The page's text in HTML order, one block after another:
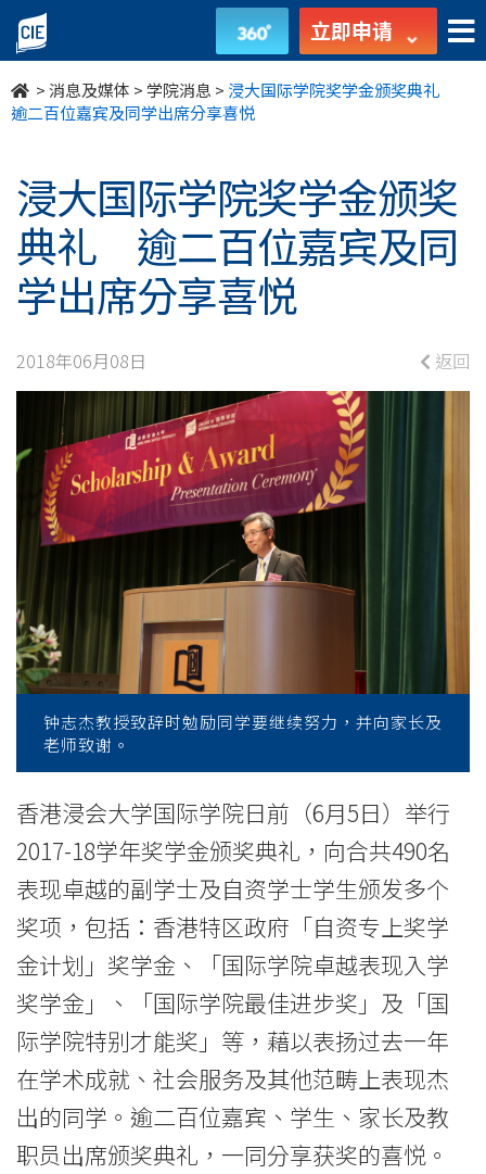
浸
大
国
学
院
奖
学
金
颁
奖
典
礼
逾
二
位
嘉
宾
及
同
学
出
席
分
立即申请
>消息及媒体 >学院消息 > 浸大国际学院奖学金颁奖典礼
逾二百位嘉宾及同学出席分享喜悦
浸大国际学院奖学金颁奖
典礼 逾二百位嘉宾及同
学出席分享喜悦
2018年06月08日 返回
钟志杰教授致辞时勉励同学要继续努力，并向家长及
老师致谢。
香港浸会大学国际学院日前（6月5日）举行
2017-18学年奖学金颁奖典礼，向合共490名
表现卓越的副学士及自资学士学生颁发多个
奖项，包括：香港特区政府「自资专上奖学
金计划」奖学金、「国际学院卓越表现入学
奖学金」、「国际学院最佳进步奖」及「国
际学院特别才能奖」等，藉以表扬过去一年
在学术成就、社会服务及其他范畴上表现杰
出的同学。逾二百位嘉宾、学生、家长及教
职员出席颁奖典礼，一同分享获奖的喜悦。